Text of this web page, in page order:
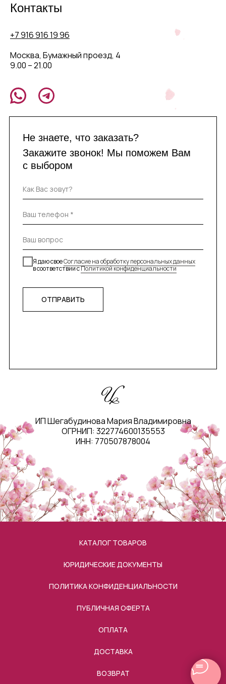
Я даю своеСогласие на обработку персональных данных
в соответствии сПолитикой конфиденциальности
ОТПРАВИТЬ
Закажите звонок! Мы поможем Вам
с выбором
Не знаете, что заказать?
ИП Шегабудинова Мария Владимировна
ОГРНИП: 322774600135553
ИНН: 770507878004
Москва, Бумажный проезд, 4
9.00 – 21.00
+7 916 916 19 96
Контакты
КАТАЛОГ ТОВАРОВ
ЮРИДИЧЕСКИЕ ДОКУМЕНТЫ
ПОЛИТИКА КОНФИДЕНЦИАЛЬНОСТИ
ПУБЛИЧНАЯ ОФЕРТА
ОПЛАТА
ДОСТАВКА
ВОЗВРАТ